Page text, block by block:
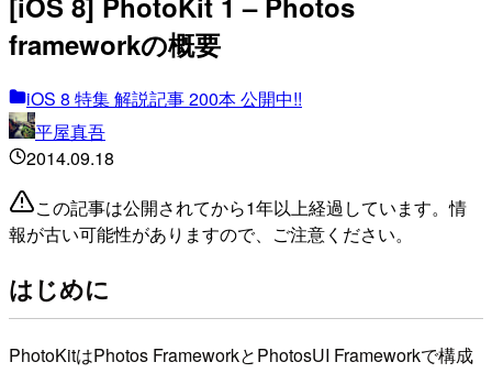
frameworkの概要
iOS 8 特集 解説記事 200本 公開中!!
平屋真吾
2014.09.18
この記事は公開されてから1年以上経過しています。情
報が古い可能性がありますので、ご注意ください。
はじめに
PhotoKitはPhotos FrameworkとPhotosUI Frameworkで構成